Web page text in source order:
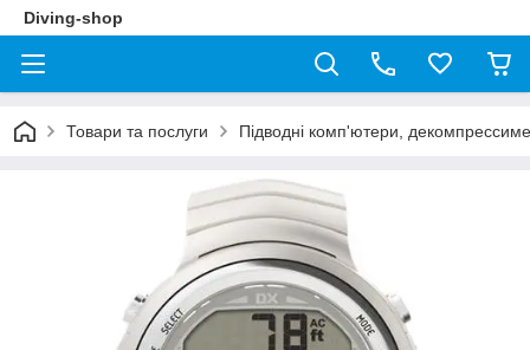
Diving-shop
Товари та послуги Підводні комп'ютери,